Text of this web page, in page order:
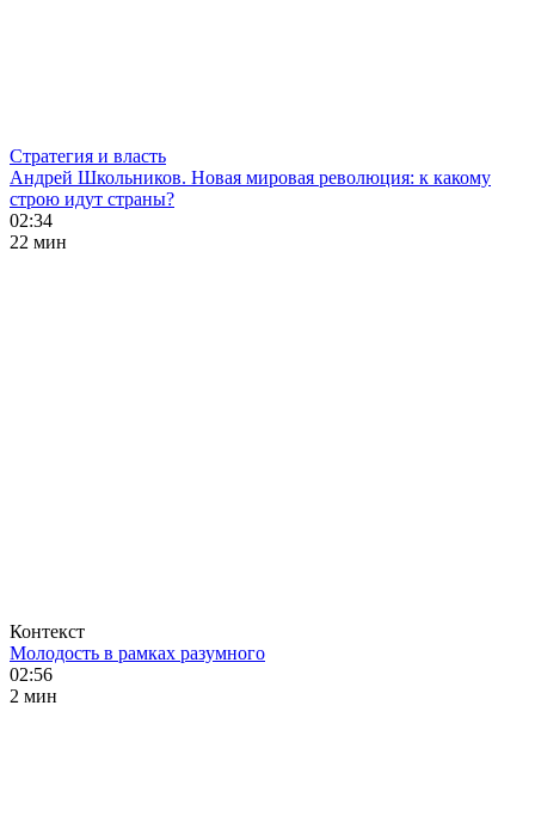
Стратегия и власть
Андрей Школьников. Новая мировая революция: к какому
строю идут страны?
02:34
22 мин
Контекст
Молодость в рамках разумного
02:56
2 мин